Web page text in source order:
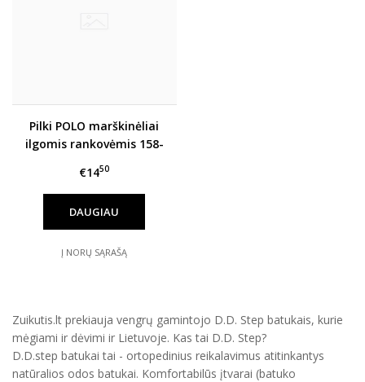
Pilki POLO marškinėliai
ilgomis rankovėmis 158-
€1450
DAUGIAU
Į NORŲ SĄRAŠĄ
Zuikutis.lt prekiauja vengrų gamintojo D.D. Step batukais, kurie
mėgiami ir dėvimi ir Lietuvoje. Kas tai D.D. Step?
D.D.step batukai tai - ortopedinius reikalavimus atitinkantys
natūralios odos batukai. Komfortabilūs įtvarai (batuko